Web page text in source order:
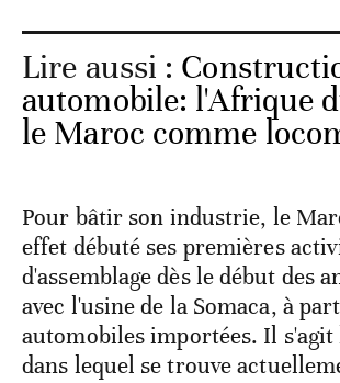
Lire aussi :
automobile: l'Afrique
le Maroc comme
Pour bâtir son industrie, le
effet débuté ses premières
d'assemblage dès le début des
avec l'usine de la Somaca, à
automobiles importées. Il s'agit
dans lequel se trouve